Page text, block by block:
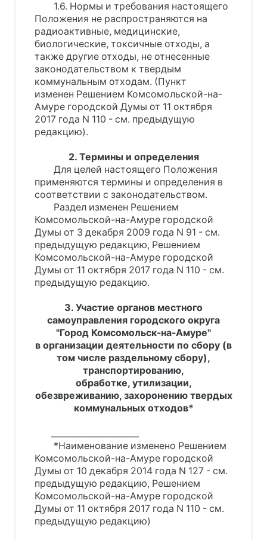
1.6. Нормы и требования настоящего
Положения не распространяются на
радиоактивные, медицинские,
биологические, токсичные отходы, а
также другие отходы, не отнесенные
законодательством к твердым
коммунальным отходам. (Пункт
изменен Решением Комсомольской-на-
Амуре городской Думы от 11 октября
2017 года N 110 - см. предыдущую
редакцию).
2. Термины и определения
Для целей настоящего Положения
применяются термины и определения в
соответствии с законодательством.
Раздел изменен Решением
Комсомольской-на-Амуре городской
Думы от 3 декабря 2009 года N 91 - см.
предыдущую редакцию, Решением
Комсомольской-на-Амуре городской
Думы от 11 октября 2017 года N 110 - см.
предыдущую редакцию.
3. Участие органов местного
самоуправления городского округа
"Город Комсомольск-на-Амуре"
в организации деятельности по сбору (в
том числе раздельному сбору),
транспортированию,
обработке, утилизации,
обезвреживанию, захоронению твердых
коммунальных отходов*
*Наименование изменено Решением
Комсомольской-на-Амуре городской
Думы от 10 декабря 2014 года N 127 - см.
предыдущую редакцию, Решением
Комсомольской-на-Амуре городской
Думы от 11 октября 2017 года N 110 - см.
предыдущую редакцию)